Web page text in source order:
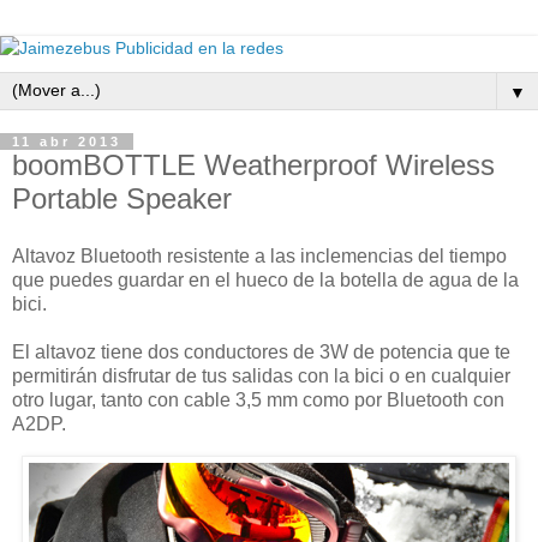
▼
11 abr 2013
boomBOTTLE Weatherproof Wireless
Portable Speaker
Altavoz Bluetooth resistente a las inclemencias del tiempo
que puedes guardar en el hueco de la botella de agua de la
bici.
El altavoz tiene dos conductores de 3W de potencia que te
permitirán disfrutar de tus salidas con la bici o en cualquier
otro lugar, tanto con cable 3,5 mm como por Bluetooth con
A2DP.